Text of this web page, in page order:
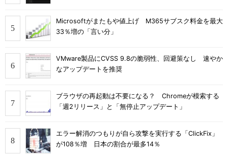
Microsoftがまたもや値上げ M365サブスク料金を最大
33％増の「言い分」
VMware製品にCVSS 9.8の脆弱性、回避策なし 速やか
なアップデートを推奨
ブラウザの再起動は不要になる？ Chromeが模索する
「週2リリース」と「無停止アップデート」
エラー解消のつもりが自ら攻撃を実行する「ClickFix」
が108％増 日本の割合が最多14％